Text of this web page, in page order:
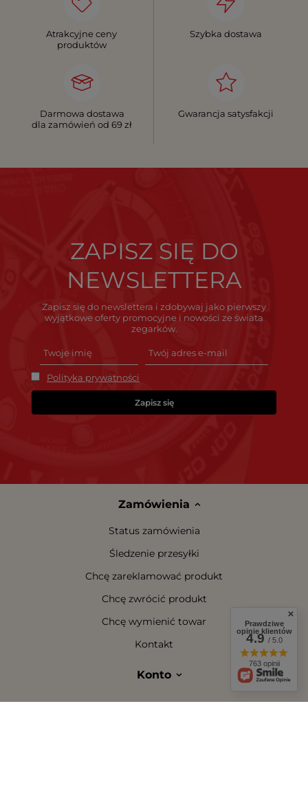
Atrakcyjne ceny
produktów
Szybka dostawa
Darmowa dostawa
dla zamówień od 69 zł
Gwarancja satysfakcji
ZAPISZ SIĘ DO
NEWSLETTERA
Zapisz się do newslettera i zdobywaj jako pierwszy
wyjątkowe oferty promocyjne i nowości ze świata
zegarków.
Polityka prywatności
Zapisz się
Zamówienia
Status zamówienia
Śledzenie przesyłki
Chcę zareklamować produkt
Chcę zwrócić produkt
Chcę wymienić towar
Kontakt
Konto
Prawdziwe
opinie klientów
4.9/ 5.0
763 opinii